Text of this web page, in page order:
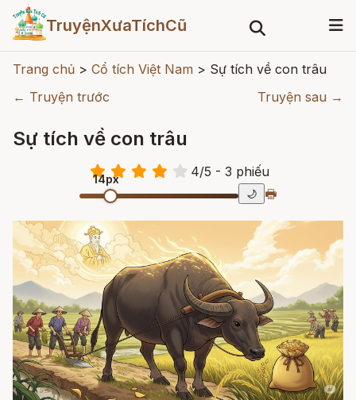
TruyệnXưaTíchCũ
Trang chủ > Cổ tích Việt Nam > Sự tích về con trâu
← Truyện trước
Truyện sau →
Sự tích về con trâu
4/5 - 3 phiếu
14px
🌙 🖶